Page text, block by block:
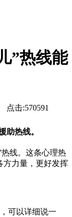
”热线能
点击:570591
助热线。
热线。这条心理热
方力量，更好发挥
可以详细说一